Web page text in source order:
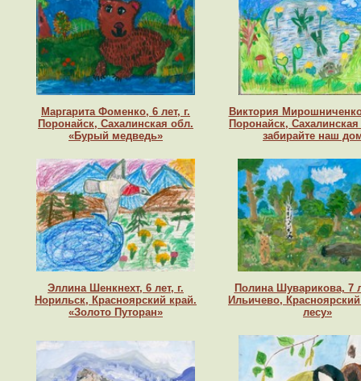
Маргарита Фоменко, 6 лет, г.
Поронайск, Сахалинская обл.
«Бурый медведь»
Виктория
Поронайск,
забирайте наш
Эллина Шенкнехт, 6 лет, г.
Норильск, Красноярский край.
«Золото Путоран»
Полина Шуварикова, 7
Ильичево,
лесу»